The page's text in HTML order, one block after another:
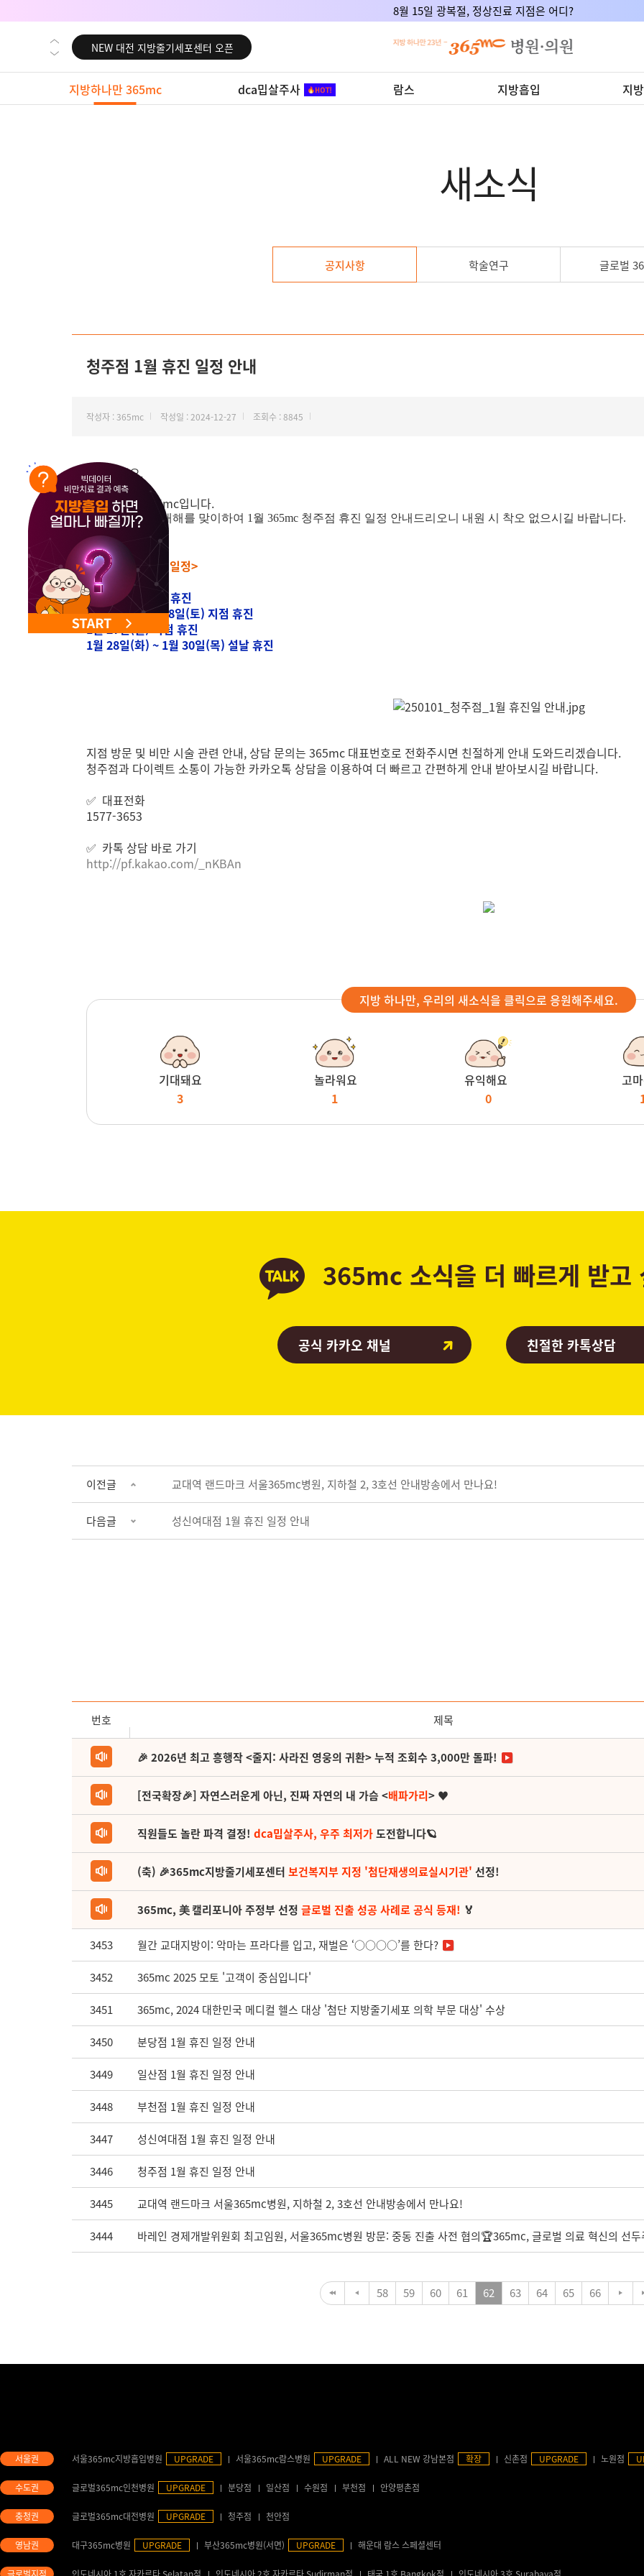
8월 15일 광복절, 정상진료 지점은 어디?
NEW 대전 지방줄기세포센터 오픈
NEW 노원 지방줄기세포센터 오픈
NEW 미국 LA점 오픈
NEW 부산 지방줄기세포센터 오픈
지방하나만 365mc dca밉살주사 람스 지방흡입 지
새소식
공지사항 학술연구 글로벌
청주점 1월 휴진 일정 안내
작성자 : 365mc 작성일 : 2024-12-27 조회수 : 8845
안녕하세요.
지방하나만 365mc입니다.
2025년 을사년 새해를 맞이하여 1월 365mc 청주점 휴진 일정 안내드리오니 내원 시 착오 없으시길 바랍니다.
<청주점 1월 휴진일정>
1월 1일(수) 신정 휴진
1월 15일(수) ~ 18일(토) 지점 휴진
1월 27일(월) 지점 휴진
1월 28일(화) ~ 1월 30일(목) 설날 휴진
지점 방문 및 비만 시술 관련 안내, 상담 문의는 365mc 대표번호로 전화주시면 친절하게 안내 도와드리겠습니다.
청주점과 다이렉트 소통이 가능한 카카오톡 상담을 이용하여 더 빠르고 간편하게 안내 받아보시길 바랍니다.
✅ 대표전화
1577-3653
✅ 카톡 상담 바로 가기
http://pf.kakao.com/_nKBAn
지방 하나만, 우리의 새소식을 클릭으로 응원해주세요.
기대돼요
3
놀라워요
1
유익해요
0
고
365mc 소식을 더 빠르게 받고
공식 카카오 채널 친절한 카톡상담
이전글 교대역 랜드마크 서울365mc병원, 지하철 2, 3호선 안내방송에서 만나요!
다음글 성신여대점 1월 휴진 일정 안내
번호 제목
🎉 2026년 최고 흥행작 <줄지: 사라진 영웅의 귀환> 누적 조회수 3,000만 돌파!
[전국확장🎉] 자연스러운게 아닌, 진짜 자연의 내 가슴 <배파가리> ♥
직원들도 놀란 파격 결정! dca밉살주사, 우주 최저가도전합니다🪐
(축) 🎉365mc지방줄기세포센터 보건복지부 지정 '첨단재생의료실시기관' 선정!
365mc, 美 캘리포니아 주정부 선정 글로벌 진출 성공 사례로 공식 등재! 🏅
3453 월간 교대지방이: 악마는 프라다를 입고, 재벌은 ‘○○○○’를 한다?
3452 365mc 2025 모토 '고객이 중심입니다'
3451 365mc, 2024 대한민국 메디컬 헬스 대상 '첨단 지방줄기세포 의학 부문 대상' 수상
3450 분당점 1월 휴진 일정 안내
3449 일산점 1월 휴진 일정 안내
3448 부천점 1월 휴진 일정 안내
3447 성신여대점 1월 휴진 일정 안내
3446 청주점 1월 휴진 일정 안내
3445 교대역 랜드마크 서울365mc병원, 지하철 2, 3호선 안내방송에서 만나요!
3444 바레인 경제개발위원회 최고임원, 서울365mc병원 방문: 중동 진출 사전 협의🏆365mc, 글로벌 의료 혁신의 선
58 59 60 61 62 63 64 65 66
서울365mc지방흡입병원 UPGRADE 서울365mc람스병원 UPGRADE ALL NEW 강남본점 확장 신촌점 UPGRADE 노원점
글로벌365mc인천병원 UPGRADE 분당점 일산점 수원점 부천점 안양평촌점
글로벌365mc대전병원 UPGRADE 청주점 천안점
대구365mc병원 UPGRADE 부산365mc병원(서면) UPGRADE 해운대 람스 스페셜센터